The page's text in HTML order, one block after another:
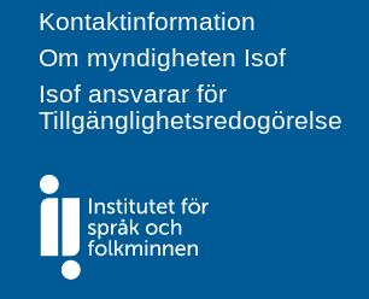
Kontaktinformation
Om myndigheten Isof
Isof ansvarar för
Tillgänglighetsredogörelse